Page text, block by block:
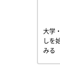
大学
しを
みる